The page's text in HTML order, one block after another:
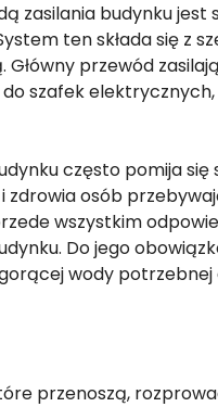
zasilania budynku
ten składa się z
przewód
szafek
często pomija
osób
wszystkim
Do jego
wody potrzebnej
przenoszą,